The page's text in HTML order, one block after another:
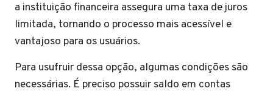
a instituição financeira assegura uma taxa de juros
limitada, tornando o processo mais acessível e
vantajoso para os usuários.
Para usufruir dessa opção, algumas condições são
necessárias. É preciso possuir saldo em contas